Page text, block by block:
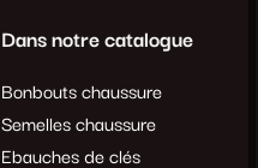
Dans notre catalogue
Bonbouts chaussure
Semelles chaussure
Ebauches de clés